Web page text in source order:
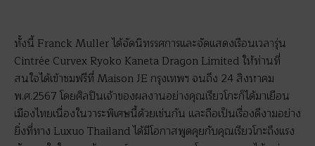
ทั้งนี้ Franck Muller ได้จัดนิทรรศการและจัดแสดงเรือนเวลารุ่น
Cintrée Curvex Ryoko Kaneta Dragon Limited ให้ท่านที่
สนใจได้เข้าชมฟรีที่ Maison JE กรุงเทพฯ จนถึง 24 สิงหาคม
พ.ศ.2567 โดยศิลปินเจ้าของผลงานอย่างคุณเรียวโกะก็ได้มาเยือน
เมืองไทยเนื่องในวาระพิเศษนี้ด้วยเช่นกัน และถือเป็นเรื่องดีงามอย่าง
ยิ่งที่ทาง Luxuo Thailand ได้มีโอกาสพูดคุยกับคุณเรียวโกะถึงแรง